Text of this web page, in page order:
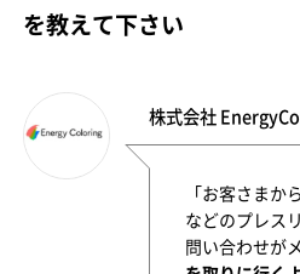
を教えて下さい
株式会社
「お客さまか
などのプレス
問い合わせが